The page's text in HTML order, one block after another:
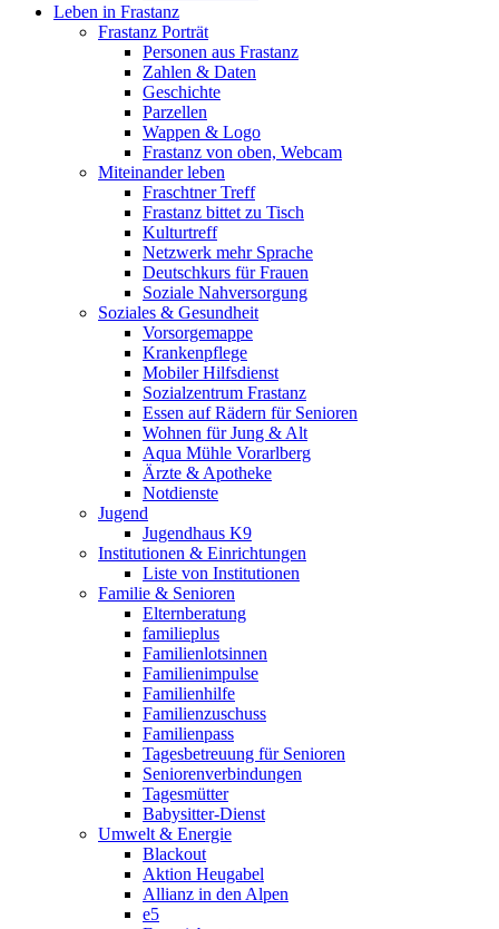
Leben in Frastanz
Frastanz Porträt
Personen aus Frastanz
Zahlen & Daten
Geschichte
Parzellen
Wappen & Logo
Frastanz von oben, Webcam
Miteinander leben
Fraschtner Treff
Frastanz bittet zu Tisch
Kulturtreff
Netzwerk mehr Sprache
Deutschkurs für Frauen
Soziale Nahversorgung
Soziales & Gesundheit
Vorsorgemappe
Krankenpflege
Mobiler Hilfsdienst
Sozialzentrum Frastanz
Essen auf Rädern für Senioren
Wohnen für Jung & Alt
Aqua Mühle Vorarlberg
Ärzte & Apotheke
Notdienste
Jugend
Jugendhaus K9
Institutionen & Einrichtungen
Liste von Institutionen
Familie & Senioren
Elternberatung
familieplus
Familienlotsinnen
Familienimpulse
Familienhilfe
Familienzuschuss
Familienpass
Tagesbetreuung für Senioren
Seniorenverbindungen
Tagesmütter
Babysitter-Dienst
Umwelt & Energie
Blackout
Aktion Heugabel
Allianz in den Alpen
e5